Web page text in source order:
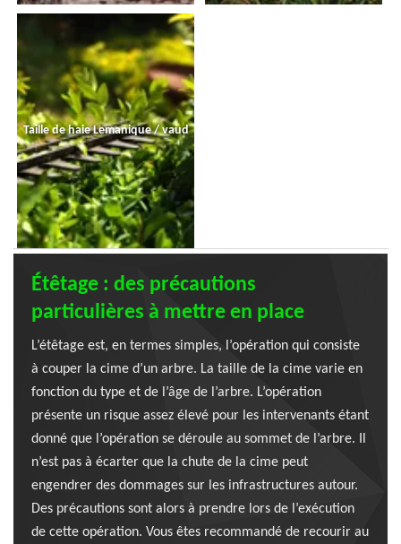
Taille de haie Lemanique / vaud
Étêtage : des précautions
particulières à mettre en place
L’étêtage est, en termes simples, l’opération qui consiste
à couper la cime d’un arbre. La taille de la cime varie en
fonction du type et de l’âge de l’arbre. L’opération
présente un risque assez élevé pour les intervenants étant
donné que l’opération se déroule au sommet de l’arbre. Il
n’est pas à écarter que la chute de la cime peut
engendrer des dommages sur les infrastructures autour.
Des précautions sont alors à prendre lors de l’exécution
de cette opération. Vous êtes recommandé de recourir au